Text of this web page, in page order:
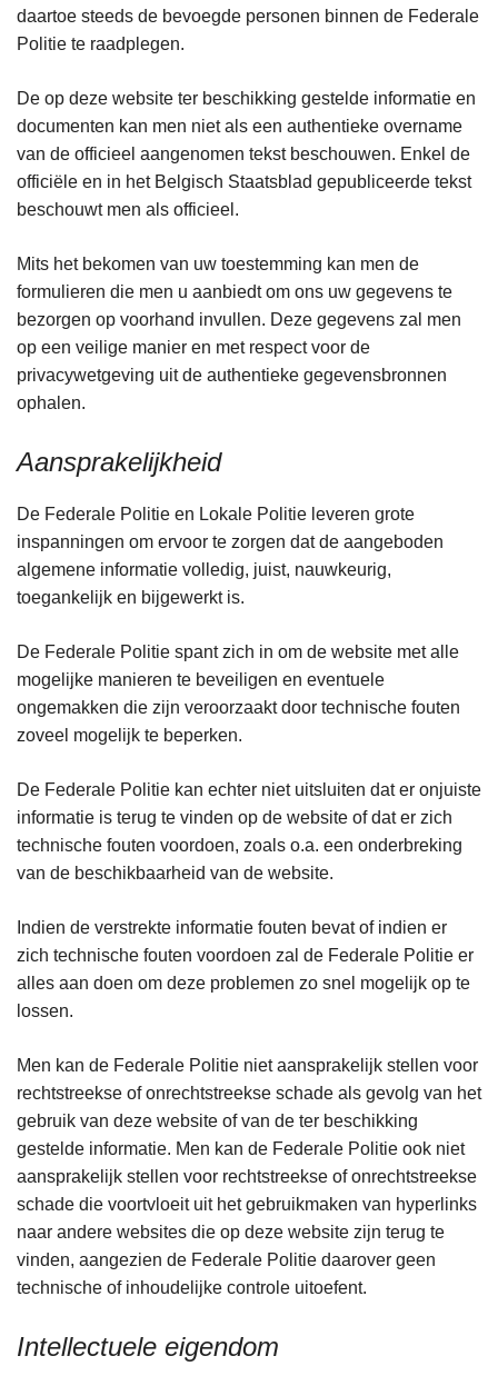
daartoe steeds de bevoegde personen binnen de Federale
Politie te raadplegen.
De op deze website ter beschikking gestelde informatie en
documenten kan men niet als een authentieke overname
van de officieel aangenomen tekst beschouwen. Enkel de
officiële en in het Belgisch Staatsblad gepubliceerde tekst
beschouwt men als officieel.
Mits het bekomen van uw toestemming kan men de
formulieren die men u aanbiedt om ons uw gegevens te
bezorgen op voorhand invullen. Deze gegevens zal men
op een veilige manier en met respect voor de
privacywetgeving uit de authentieke gegevensbronnen
ophalen.
Aansprakelijkheid
De Federale Politie en Lokale Politie leveren grote
inspanningen om ervoor te zorgen dat de aangeboden
algemene informatie volledig, juist, nauwkeurig,
toegankelijk en bijgewerkt is.
De Federale Politie spant zich in om de website met alle
mogelijke manieren te beveiligen en eventuele
ongemakken die zijn veroorzaakt door technische fouten
zoveel mogelijk te beperken.
De Federale Politie kan echter niet uitsluiten dat er onjuiste
informatie is terug te vinden op de website of dat er zich
technische fouten voordoen, zoals o.a. een onderbreking
van de beschikbaarheid van de website.
Indien de verstrekte informatie fouten bevat of indien er
zich technische fouten voordoen zal de Federale Politie er
alles aan doen om deze problemen zo snel mogelijk op te
lossen.
Men kan de Federale Politie niet aansprakelijk stellen voor
rechtstreekse of onrechtstreekse schade als gevolg van het
gebruik van deze website of van de ter beschikking
gestelde informatie. Men kan de Federale Politie ook niet
aansprakelijk stellen voor rechtstreekse of onrechtstreekse
schade die voortvloeit uit het gebruikmaken van hyperlinks
naar andere websites die op deze website zijn terug te
vinden, aangezien de Federale Politie daarover geen
technische of inhoudelijke controle uitoefent.
Intellectuele eigendom